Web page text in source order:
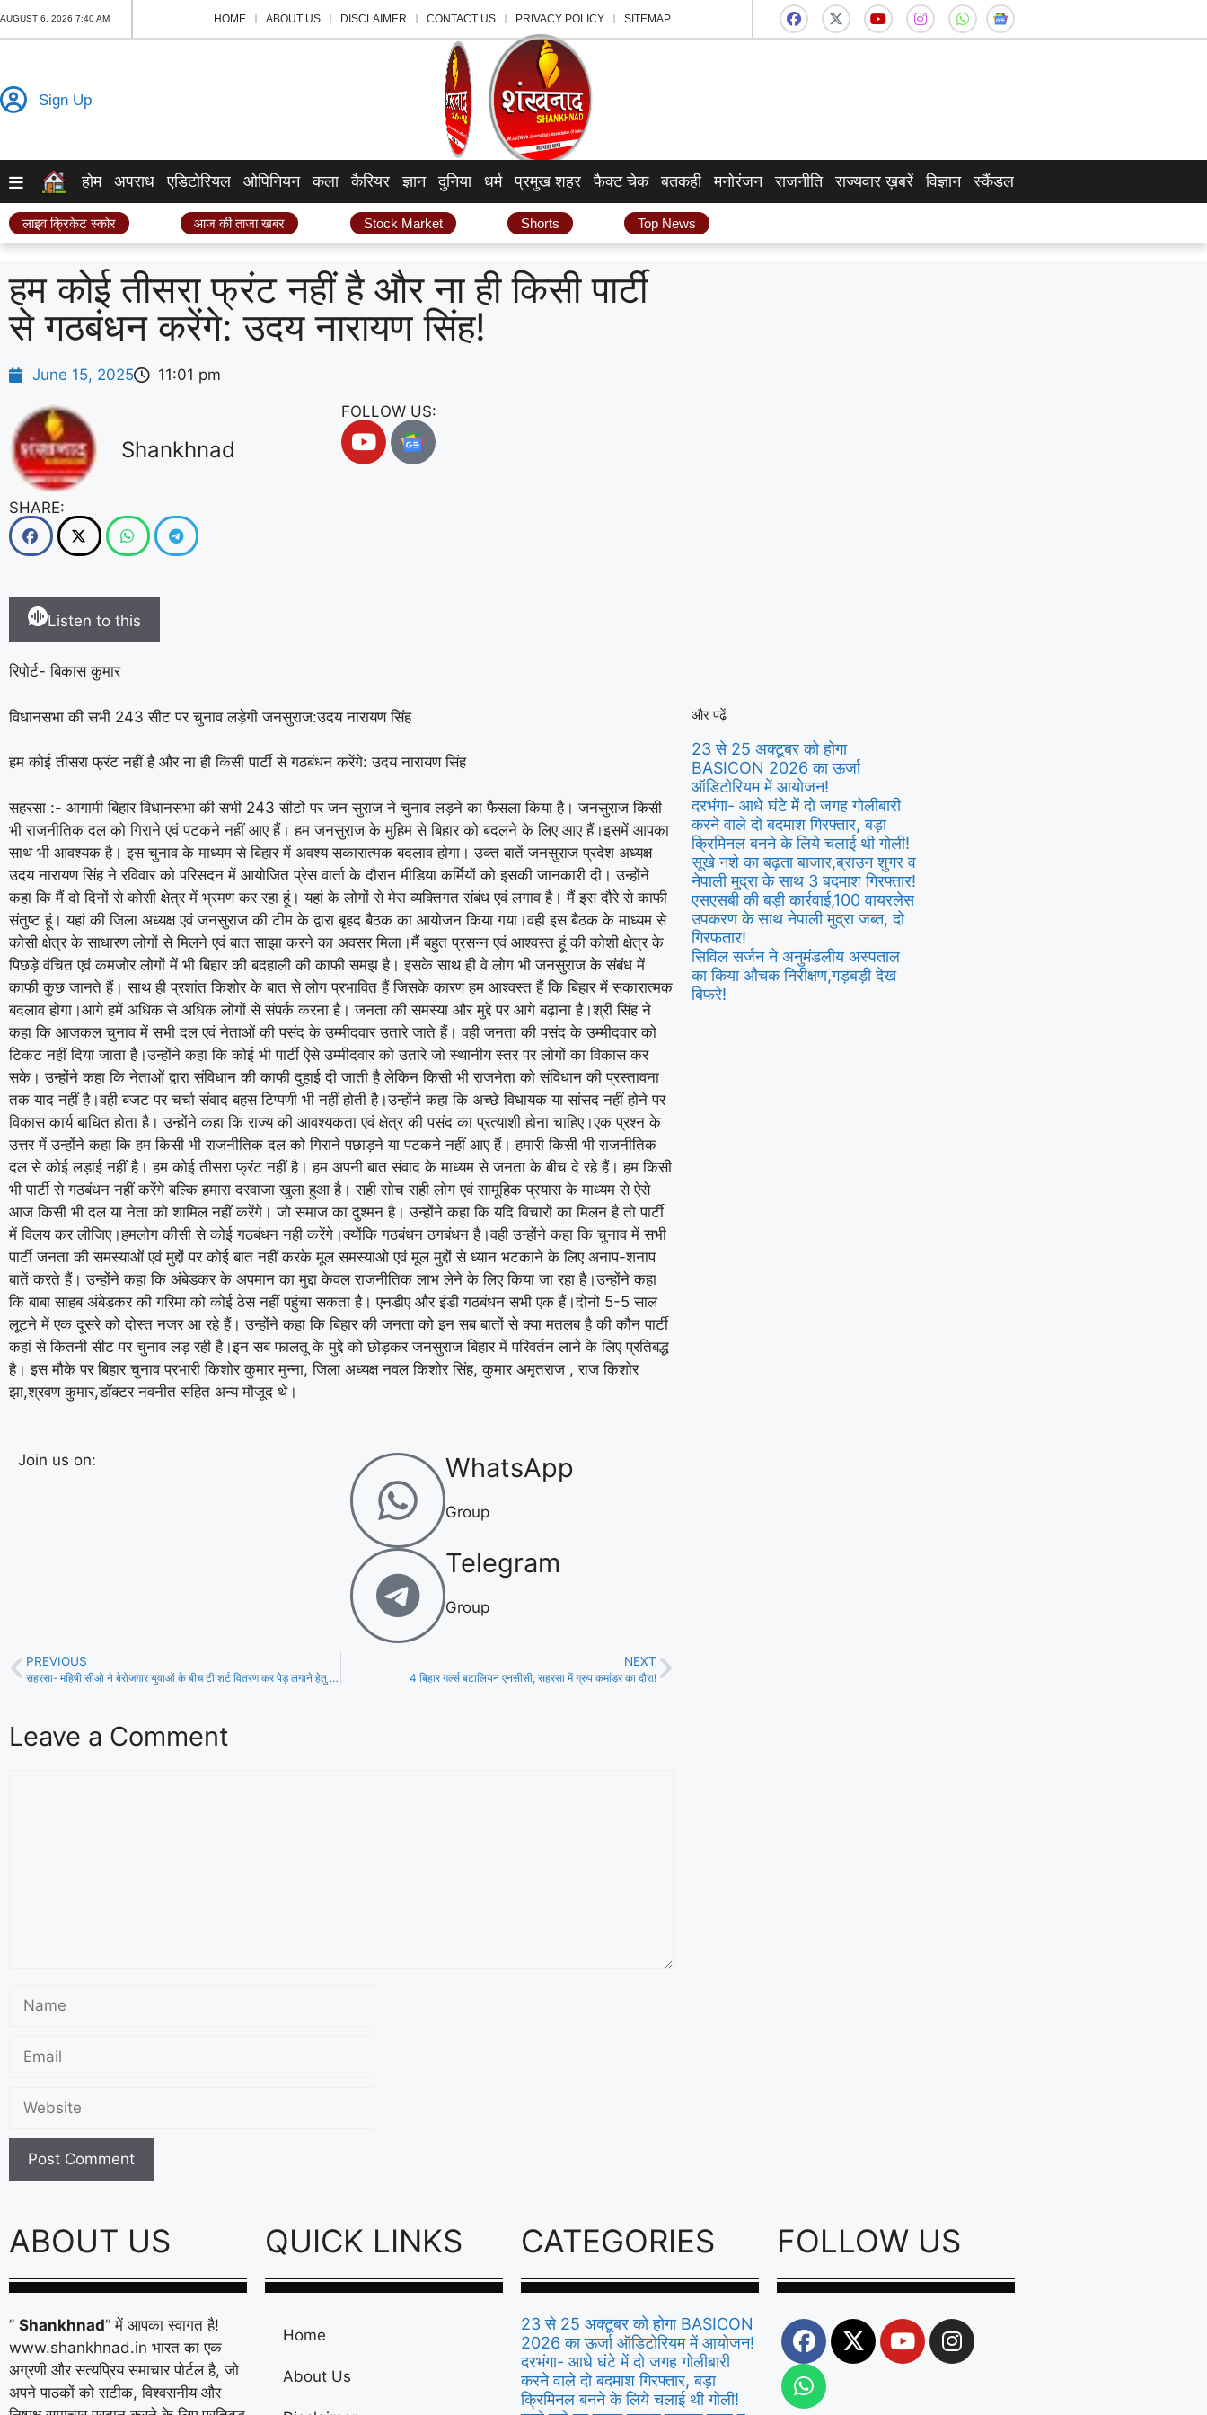
AUGUST 6, 2026 7:40 AM HOME ABOUT US DISCLAIMER CONTACT US PRIVACY POLICY SITEMAP
Sign Up
होम अपराध एडिटोरियल ओपिनियन कला कैरियर ज्ञान दुनिया धर्म प्रमुख शहर फैक्ट चेक बतकही मनोरंजन राजनीति राज्यवार ख़बरें विज्ञान स्कैंडल
लाइव क्रिकेट स्कोर आज की ताजा खबर Stock Market Shorts Top News
हम कोई तीसरा फ्रंट नहीं है और ना ही किसी पार्टी
से गठबंधन करेंगे: उदय नारायण सिंह!
June 15, 2025 11:01 pm
Shankhnad
FOLLOW US:
SHARE:
Listen to this
रिपोर्ट- बिकास कुमार
विधानसभा की सभी 243 सीट पर चुनाव लड़ेगी जनसुराज:उदय नारायण सिंह
हम कोई तीसरा फ्रंट नहीं है और ना ही किसी पार्टी से गठबंधन करेंगे: उदय नारायण सिंह
सहरसा :- आगामी बिहार विधानसभा की सभी 243 सीटों पर जन सुराज ने चुनाव लड़ने का फैसला किया है। जनसुराज किसी
भी राजनीतिक दल को गिराने एवं पटकने नहीं आए हैं। हम जनसुराज के मुहिम से बिहार को बदलने के लिए आए हैं।इसमें आपका
साथ भी आवश्यक है। इस चुनाव के माध्यम से बिहार में अवश्य सकारात्मक बदलाव होगा। उक्त बातें जनसुराज प्रदेश अध्यक्ष
उदय नारायण सिंह ने रविवार को परिसदन में आयोजित प्रेस वार्ता के दौरान मीडिया कर्मियों को इसकी जानकारी दी। उन्होंने
कहा कि मैं दो दिनों से कोसी क्षेत्र में भ्रमण कर रहा हूं। यहां के लोगों से मेरा व्यक्तिगत संबंध एवं लगाव है। मैं इस दौरे से काफी
संतुष्ट हूं। यहां की जिला अध्यक्ष एवं जनसुराज की टीम के द्वारा बृहद बैठक का आयोजन किया गया।वही इस बैठक के माध्यम से
कोसी क्षेत्र के साधारण लोगों से मिलने एवं बात साझा करने का अवसर मिला।मैं बहुत प्रसन्न एवं आश्वस्त हूं की कोशी क्षेत्र के
पिछड़े वंचित एवं कमजोर लोगों में भी बिहार की बदहाली की काफी समझ है। इसके साथ ही वे लोग भी जनसुराज के संबंध में
काफी कुछ जानते हैं। साथ ही प्रशांत किशोर के बात से लोग प्रभावित हैं जिसके कारण हम आश्वस्त हैं कि बिहार में सकारात्मक
बदलाव होगा।आगे हमें अधिक से अधिक लोगों से संपर्क करना है। जनता की समस्या और मुद्दे पर आगे बढ़ाना है।श्री सिंह ने
कहा कि आजकल चुनाव में सभी दल एवं नेताओं की पसंद के उम्मीदवार उतारे जाते हैं। वही जनता की पसंद के उम्मीदवार को
टिकट नहीं दिया जाता है।उन्होंने कहा कि कोई भी पार्टी ऐसे उम्मीदवार को उतारे जो स्थानीय स्तर पर लोगों का विकास कर
सके। उन्होंने कहा कि नेताओं द्वारा संविधान की काफी दुहाई दी जाती है लेकिन किसी भी राजनेता को संविधान की प्रस्तावना
तक याद नहीं है।वही बजट पर चर्चा संवाद बहस टिप्पणी भी नहीं होती है।उन्होंने कहा कि अच्छे विधायक या सांसद नहीं होने पर
विकास कार्य बाधित होता है। उन्होंने कहा कि राज्य की आवश्यकता एवं क्षेत्र की पसंद का प्रत्याशी होना चाहिए।एक प्रश्न के
उत्तर में उन्होंने कहा कि हम किसी भी राजनीतिक दल को गिराने पछाड़ने या पटकने नहीं आए हैं। हमारी किसी भी राजनीतिक
दल से कोई लड़ाई नहीं है। हम कोई तीसरा फ्रंट नहीं है। हम अपनी बात संवाद के माध्यम से जनता के बीच दे रहे हैं। हम किसी
भी पार्टी से गठबंधन नहीं करेंगे बल्कि हमारा दरवाजा खुला हुआ है। सही सोच सही लोग एवं सामूहिक प्रयास के माध्यम से ऐसे
आज किसी भी दल या नेता को शामिल नहीं करेंगे। जो समाज का दुश्मन है। उन्होंने कहा कि यदि विचारों का मिलन है तो पार्टी
में विलय कर लीजिए।हमलोग कीसी से कोई गठबंधन नही करेंगे।क्योंकि गठबंधन ठगबंधन है।वही उन्होंने कहा कि चुनाव में सभी
पार्टी जनता की समस्याओं एवं मुद्दों पर कोई बात नहीं करके मूल समस्याओ एवं मूल मुद्दों से ध्यान भटकाने के लिए अनाप-शनाप
बातें करते हैं। उन्होंने कहा कि अंबेडकर के अपमान का मुद्दा केवल राजनीतिक लाभ लेने के लिए किया जा रहा है।उन्होंने कहा
कि बाबा साहब अंबेडकर की गरिमा को कोई ठेस नहीं पहुंचा सकता है। एनडीए और इंडी गठबंधन सभी एक हैं।दोनो 5-5 साल
लूटने में एक दूसरे को दोस्त नजर आ रहे हैं। उन्होंने कहा कि बिहार की जनता को इन सब बातों से क्या मतलब है की कौन पार्टी
कहां से कितनी सीट पर चुनाव लड़ रही है।इन सब फालतू के मुद्दे को छोड़कर जनसुराज बिहार में परिवर्तन लाने के लिए प्रतिबद्ध
है। इस मौके पर बिहार चुनाव प्रभारी किशोर कुमार मुन्ना, जिला अध्यक्ष नवल किशोर सिंह, कुमार अमृतराज , राज किशोर
झा,श्रवण कुमार,डॉक्टर नवनीत सहित अन्य मौजूद थे।
Join us on: WhatsApp
Group
Telegram
Group
PREVIOUS
सहरसा- महिषी सीओ ने बेरोजगार युवाओं के बीच टी शर्ट वितरण कर पेड़ लगाने हेतु किया प्रेरित!
NEXT
4 बिहार गर्ल्स बटालियन एनसीसी, सहरसा में ग्रुप कमांडर का दौरा!
Leave a Comment
और पढ़ें
23 से 25 अक्टूबर को होगा
BASICON 2026 का ऊर्जा
ऑडिटोरियम में आयोजन!
दरभंगा- आधे घंटे में दो जगह गोलीबारी
करने वाले दो बदमाश गिरफ्तार, बड़ा
क्रिमिनल बनने के लिये चलाई थी गोली!
सूखे नशे का बढ़ता बाजार,ब्राउन शुगर व
नेपाली मुद्रा के साथ 3 बदमाश गिरफ्तार!
एसएसबी की बड़ी कार्रवाई,100 वायरलेस
उपकरण के साथ नेपाली मुद्रा जब्त, दो
गिरफतार!
सिविल सर्जन ने अनुमंडलीय अस्पताल
का किया औचक निरीक्षण,गड़बड़ी देख
बिफरे!
ABOUT US
” Shankhnad” में आपका स्वागत है!
www.shankhnad.in भारत का एक
अग्रणी और सत्यप्रिय समाचार पोर्टल है, जो
अपने पाठकों को सटीक, विश्वसनीय और
QUICK LINKS
Home
About Us
CATEGORIES
23 से 25 अक्टूबर को होगा BASICON
2026 का ऊर्जा ऑडिटोरियम में आयोजन!
दरभंगा- आधे घंटे में दो जगह गोलीबारी
करने वाले दो बदमाश गिरफ्तार, बड़ा
क्रिमिनल बनने के लिये चलाई थी गोली!
FOLLOW US